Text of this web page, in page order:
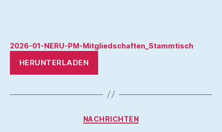
2026-01-NERU-PM-Mitgliedschaften_Stammtisch
HERUNTERLADEN
Kategorien
NACHRICHTEN